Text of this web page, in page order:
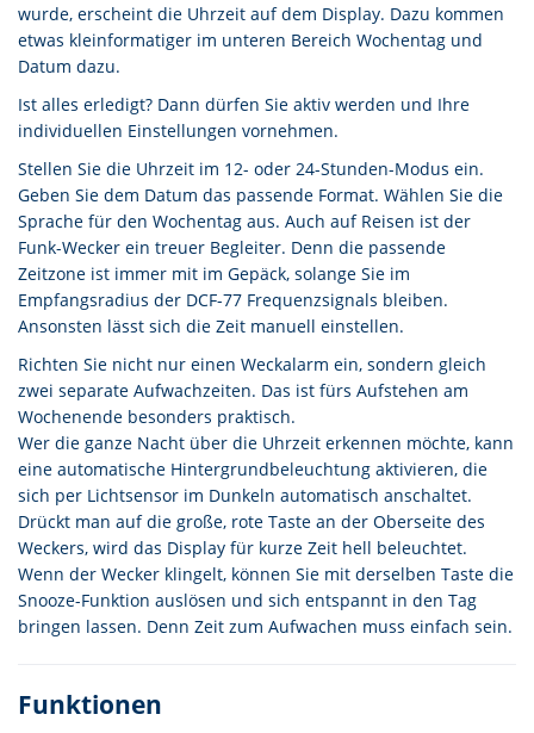
wurde, erscheint die Uhrzeit auf dem Display. Dazu kommen
etwas kleinformatiger im unteren Bereich Wochentag und
Datum dazu.
Ist alles erledigt? Dann dürfen Sie aktiv werden und Ihre
individuellen Einstellungen vornehmen.
Stellen Sie die Uhrzeit im 12- oder 24-Stunden-Modus ein.
Geben Sie dem Datum das passende Format. Wählen Sie die
Sprache für den Wochentag aus. Auch auf Reisen ist der
Funk-Wecker ein treuer Begleiter. Denn die passende
Zeitzone ist immer mit im Gepäck, solange Sie im
Empfangsradius der DCF-77 Frequenzsignals bleiben.
Ansonsten lässt sich die Zeit manuell einstellen.
Richten Sie nicht nur einen Weckalarm ein, sondern gleich
zwei separate Aufwachzeiten. Das ist fürs Aufstehen am
Wochenende besonders praktisch.
Wer die ganze Nacht über die Uhrzeit erkennen möchte, kann
eine automatische Hintergrundbeleuchtung aktivieren, die
sich per Lichtsensor im Dunkeln automatisch anschaltet.
Drückt man auf die große, rote Taste an der Oberseite des
Weckers, wird das Display für kurze Zeit hell beleuchtet.
Wenn der Wecker klingelt, können Sie mit derselben Taste die
Snooze-Funktion auslösen und sich entspannt in den Tag
bringen lassen. Denn Zeit zum Aufwachen muss einfach sein.
Funktionen